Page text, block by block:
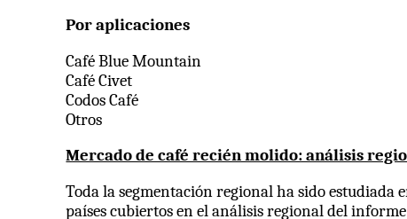
Por aplicaciones
Café Blue Mountain
Café Civet
Codos Café
Otros
Mercado de café recién molido: análisis
Toda la segmentación regional ha sido estudiada
países cubiertos en el análisis regional del